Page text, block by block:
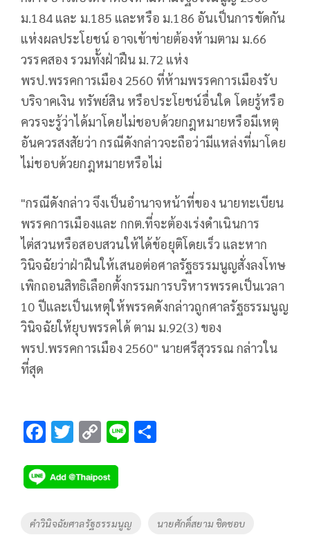
ม.184 และ ม.185 และหรือ ม.186 อันเป็นการขัดกัน
แห่งผลประโยชน์ อาจเข้าข่ายต้องห้ามตาม ม.66
วรรคสอง รวมทั้งฝ่าฝืน ม.72 แห่ง
พรป.พรรคการเมือง 2560 ที่ห้ามพรรคการเมืองรับ
บริจาคเงิน ทรัพย์สิน หรือประโยชน์อื่นใด โดยรู้หรือ
ควรจะรู้ว่าได้มาโดยไม่ชอบด้วยกฎหมายหรือมีเหตุ
อันควรสงสัยว่า กรณีดังกล่าวจะถือว่ามีแหล่งที่มาโดย
ไม่ชอบด้วยกฎหมายหรือไม่
"กรณีดังกล่าว จึงเป็นอำนาจหน้าที่ของ นายทะเบียน
พรรคการเมืองและ กกต.ที่จะต้องเร่งดำเนินการ
ไต่สวนหรือสอบสวนให้ได้ข้อยุติโดยเร็ว และหาก
วินิจฉัยว่าฝ่าฝืนให้เสนอต่อศาลรัฐธรรมนูญสั่งลงโทษ
เพิกถอนสิทธิเลือกตั้งกรรมการบริหารพรรคเป็นเวลา
10 ปีและเป็นเหตุให้พรรคดังกล่าวถูกศาลรัฐธรรมนูญ
วินิจฉัยให้ยุบพรรคได้ ตาม ม.92(3) ของ
พรป.พรรคการเมือง 2560" นายศรีสุวรรณ กล่าวใน
ที่สุด
F
e
b
o
T
tt
er
C
p
y
Li
Li
Tags
คำวินิจฉัยศาลรัฐธรรมนูญ นายศักดิ์สยาม ชิดชอบ